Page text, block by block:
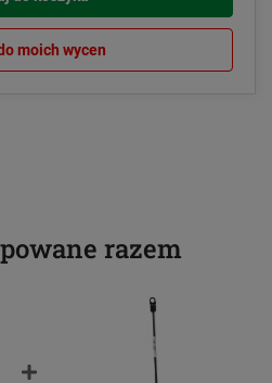
moich wycen
razem